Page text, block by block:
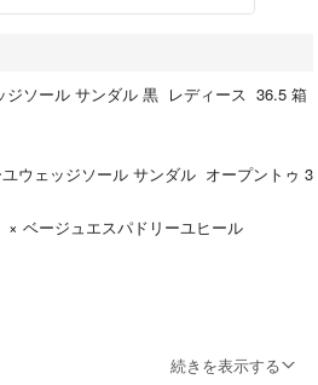
ジソール サンダル 黒 レディース 36.5 箱
ウェッジソール サンダル オープントゥ 3
ベージュエスパドリーユヒール
続きを表示する